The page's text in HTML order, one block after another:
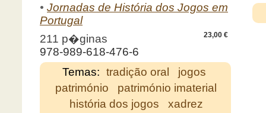
• Jornadas de História dos Jogos em
Portugal
23,00 €
211 p�ginas
978-989-618-476-6
Temas: tradição oral
jogos
património
património imaterial
história dos jogos
xadrez